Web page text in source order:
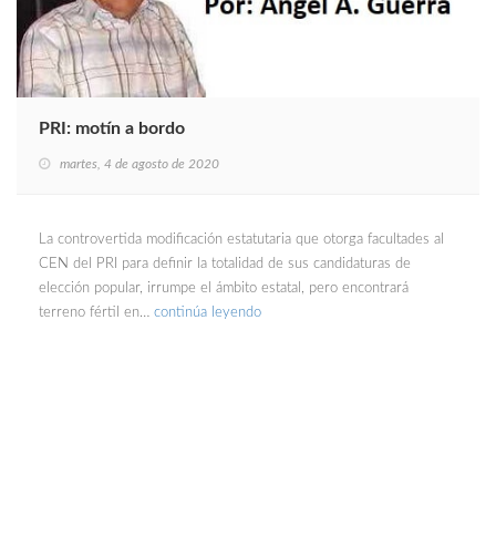
PRI: motín a bordo
martes, 4 de agosto de 2020
La controvertida modificación estatutaria que otorga facultades al
CEN del PRI para definir la totalidad de sus candidaturas de
elección popular, irrumpe el ámbito estatal, pero encontrará
terreno fértil en… continúa leyendo